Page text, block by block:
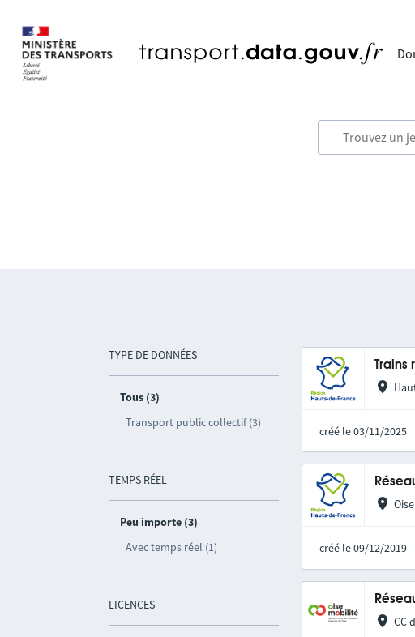
TYPE DE DONNÉES
Tous (3)
Transport public collectif (3)
TEMPS RÉEL
Peu importe (3)
Avec temps réel (1)
LICENCES
créé le 03/11/2025
Oise
créé le 09/12/2019
CC